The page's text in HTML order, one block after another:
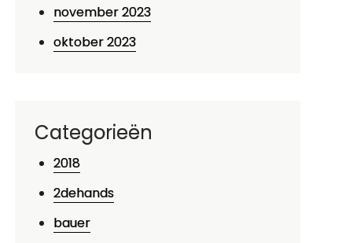
november 2023
oktober 2023
Categorieën
2018
2dehands
bauer